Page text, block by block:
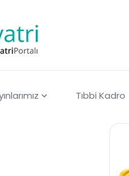
Tıbbi Kadro